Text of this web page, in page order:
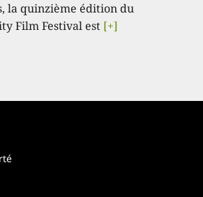
la quinzième édition du
Film Festival est [+]